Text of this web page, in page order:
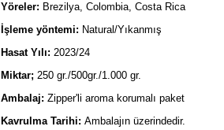
Yöreler: Brezilya, Colombia, Costa Rica
İşleme yöntemi: Natural/Yıkanmış
Hasat Yılı: 2023/24
Miktar; 250 gr./500gr./1.000 gr.
Ambalaj: Zipper'li aroma korumalı paket
Kavrulma Tarihi: Ambalajın üzerindedir.